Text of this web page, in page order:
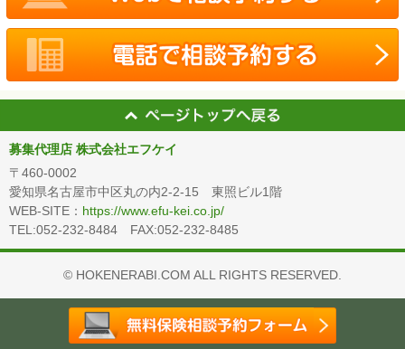
募集代理店 株式会社エフケイ
〒460-0002
愛知県名古屋市中区丸の内2-2-15 東照ビル1階
WEB-SITE： https://www.efu-kei.co.jp/
TEL:052-232-8484 FAX:052-232-8485
© HOKENERABI.COM ALL RIGHTS RESERVED.